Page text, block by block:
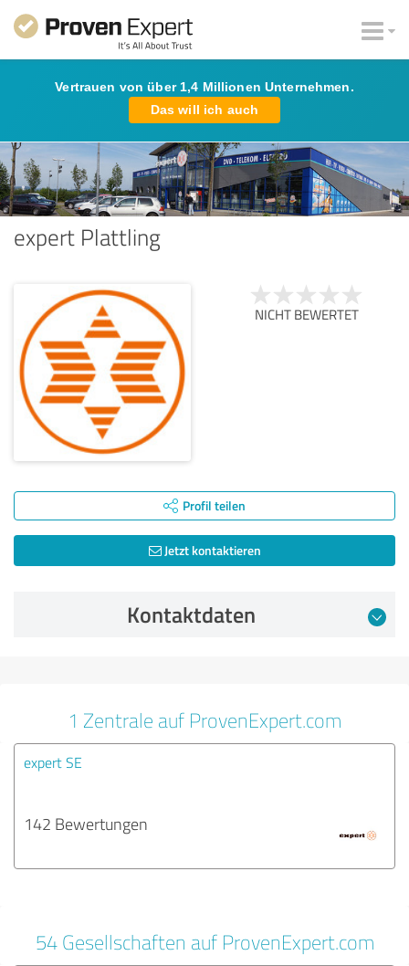
Vertrauen von über 1,4 Millionen Unternehmen.
Das will ich auch
expert Plattling
NICHT BEWERTET
Profil teilen
Jetzt kontaktieren
Kontaktdaten
1 Zentrale auf ProvenExpert.com
expert SE
142 Bewertungen
54 Gesellschaften auf ProvenExpert.com